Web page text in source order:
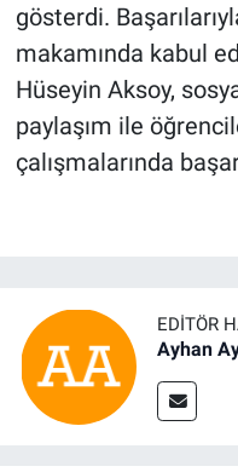
gösterdi.
makamında kabul
Hüseyin Aksoy,
paylaşım ile
çalışmalarında
EDITÖR
Ayhan